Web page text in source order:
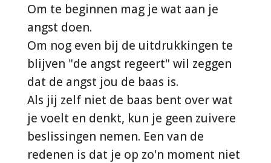
Om te beginnen mag je wat aan je
angst doen.
Om nog even bij de uitdrukkingen te
blijven "de angst regeert" wil zeggen
dat de angst jou de baas is.
Als jij zelf niet de baas bent over wat
je voelt en denkt, kun je geen zuivere
beslissingen nemen. Een van de
redenen is dat je op zo'n moment niet